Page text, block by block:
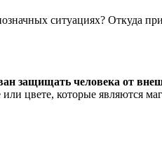
ситуациях? Откуда
защищать человека от
цвете, которые являются